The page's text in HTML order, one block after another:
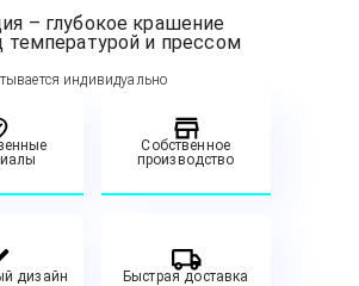
– глубокое крашение
температурой и прессом
индивидуально
Собственное
производство
дизайн Быстрая доставка